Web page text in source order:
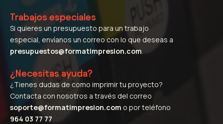
Trabajos especiales
Si quieres un presupuesto para un trabajo
especial, envíanos un correo con lo que deseas a
presupuestos@formatimpresion.com.
¿Necesitas ayuda?
¿Tienes dudas de como imprimir tu proyecto?
Contacta con nosotros a través del correo
soporte@formatimpresion.com o por teléfono
964 03 77 77